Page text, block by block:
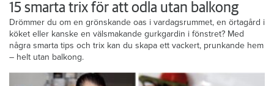
15 smarta trix för att odla utan balkong
Drömmer du om en grönskande oas i vardagsrummet, en örtagård i
köket eller kanske en välsmakande gurkgardin i fönstret? Med
några smarta tips och trix kan du skapa ett vackert, prunkande hem
– helt utan balkong.